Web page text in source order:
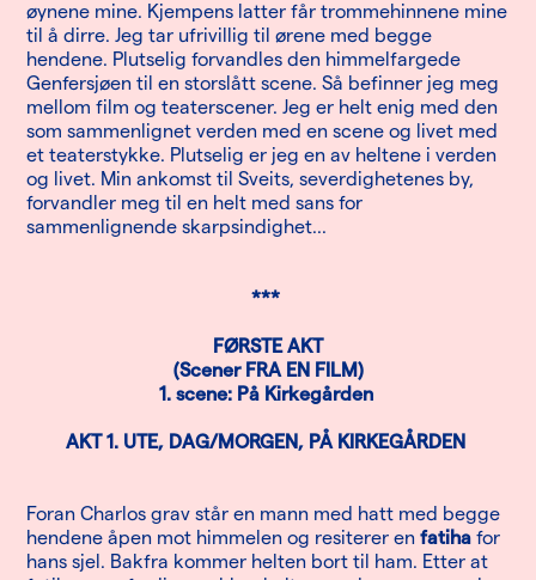
øynene mine. Kjempens latter får trommehinnene mine
til å dirre. Jeg tar ufrivillig til ørene med begge
hendene. Plutselig forvandles den himmelfargede
Genfersjøen til en storslått scene. Så befinner jeg meg
mellom film og teaterscener. Jeg er helt enig med den
som sammenlignet verden med en scene og livet med
et teaterstykke. Plutselig er jeg en av heltene i verden
og livet. Min ankomst til Sveits, severdighetenes by,
forvandler meg til en helt med sans for
sammenlignende skarpsindighet...
***
FØRSTE AKT
(Scener FRA EN FILM)
1. scene: På Kirkegården
AKT 1. UTE, DAG/MORGEN, PÅ KIRKEGÅRDEN
Foran Charlos grav står en mann med hatt med begge
hendene åpen mot himmelen og resiterer enfatihafor
hans sjel. Bakfra kommer helten bort til ham. Etter at